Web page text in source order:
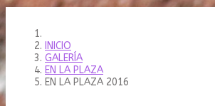
INICIO
GALERÍA
EN LA PLAZA
EN LA PLAZA 2016